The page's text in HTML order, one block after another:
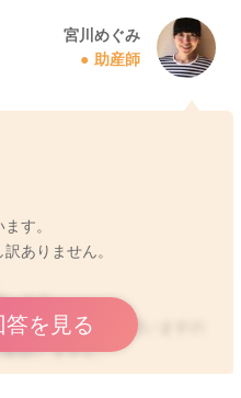
宮川めぐみ
助産師
す。
ありません。
います。
ようにもなると思いますの
勧めしません。
答を見る